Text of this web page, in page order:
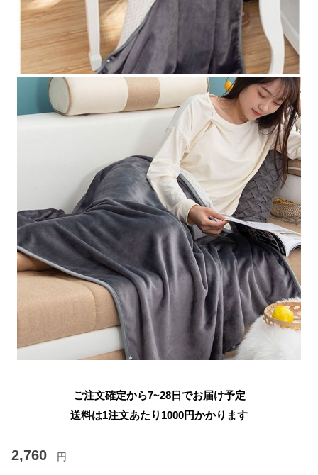
ご注文確定から7~28日でお届け予定
送料は1注文あたり 1000円かかります
2,760 円